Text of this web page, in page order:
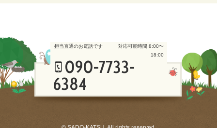
090-7733-
6384
担当直通のお電話です
対応可能時間 8:00〜
18:00